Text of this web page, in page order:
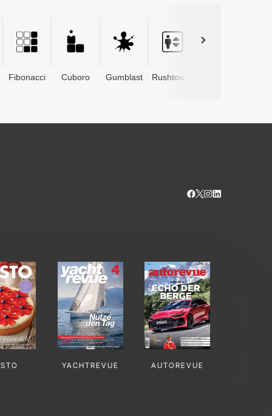
Fibonacci Cuboro Gumblast Rushtower
YACHTREVUE AUTOREVUE